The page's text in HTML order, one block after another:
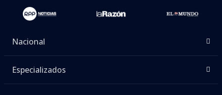
Nacional
Especializados